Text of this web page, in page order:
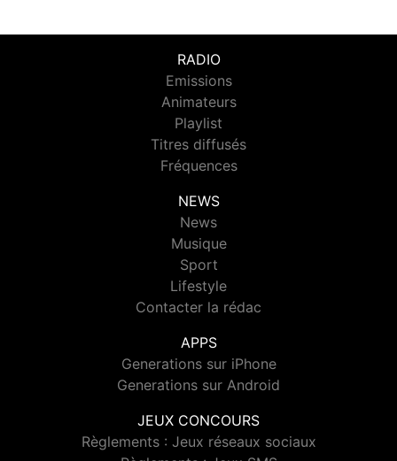
RADIO
Emissions
Animateurs
Playlist
Titres diffusés
Fréquences
NEWS
News
Musique
Sport
Lifestyle
Contacter la rédac
APPS
Generations sur iPhone
Generations sur Android
JEUX CONCOURS
Règlements : Jeux réseaux sociaux